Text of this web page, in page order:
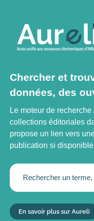
Chercher et
données, des
Le moteur de recherche
collections éditoriales
propose un lien vers
publication si
En savoir plus sur Aureli